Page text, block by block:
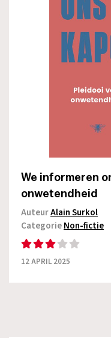
We informeren
onwetendheid
AuteurAlain Surkol
CategorieNon-fictie
12 APRIL 2025